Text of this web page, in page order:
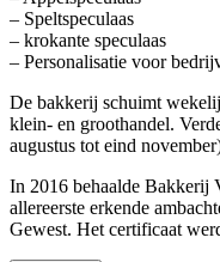
– Speltspeculaas
– krokante speculaas
– Personalisatie voor
De bakkerij schuimt
klein- en groothandel.
augustus tot eind
In 2016 behaalde Bakkerij
allereerste erkende
Gewest. Het certificaat